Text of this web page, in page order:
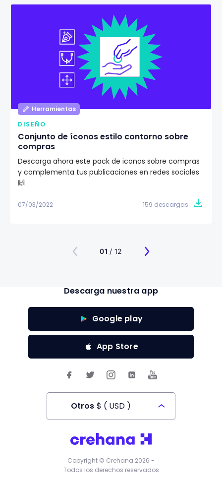
Herramientas
DISEÑO
Conjunto de íconos estilo contorno sobre
compras
Descarga ahora este pack de iconos sobre compras
y complementa tus publicaciones en redes sociales
🙌
07/03/2022 159 descargas
01 / 12
Descarga nuestra app
Google play
App Store
Otros $ ( USD )
Todos los derechos reservados